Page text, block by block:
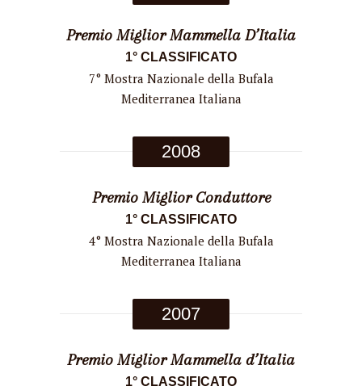
Premio Miglior Mammella D’Italia
1° CLASSIFICATO
7° Mostra Nazionale della Bufala
Mediterranea Italiana
2008
Premio Miglior Conduttore
1° CLASSIFICATO
4° Mostra Nazionale della Bufala
Mediterranea Italiana
2007
Premio Miglior Mammella d’Italia
1° CLASSIFICATO